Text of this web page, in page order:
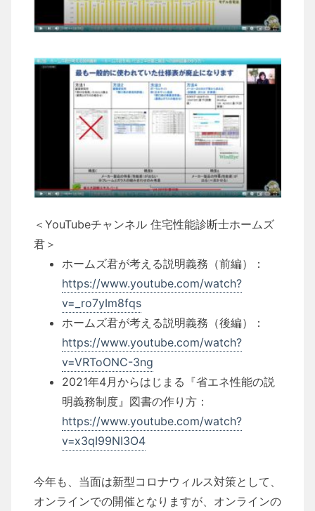
＜YouTubeチャンネル 住宅性能診断士ホームズ
君＞
ホームズ君が考える説明義務（前編）：
https://www.youtube.com/watch?
v=_ro7yIm8fqs
ホームズ君が考える説明義務（後編）：
https://www.youtube.com/watch?
v=VRToONC-3ng
2021年4月からはじまる『省エネ性能の説
明義務制度』図書の作り方：
https://www.youtube.com/watch?
v=x3qI99NI3O4
今年も、当面は新型コロナウィルス対策として、
オンラインでの開催となりますが、オンラインの